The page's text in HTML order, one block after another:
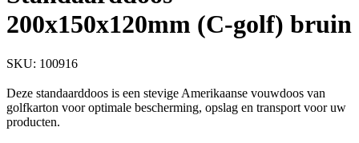
200x150x120mm (C-golf) bruin
SKU: 100916
Deze standaarddoos is een stevige Amerikaanse vouwdoos van
golfkarton voor optimale bescherming, opslag en transport voor uw
producten.